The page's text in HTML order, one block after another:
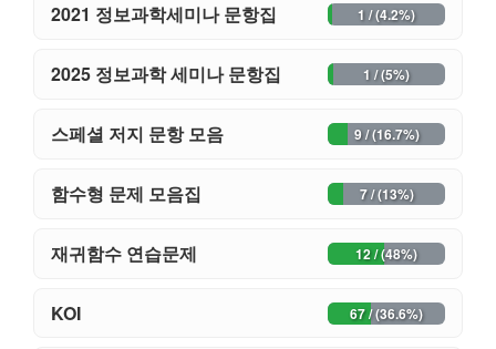
2021 정보과학세미나 문항집 1 / (4.2%)
2025 정보과학 세미나 문항집 1 / (5%)
스페셜 저지 문항 모음 9 / (16.7%)
함수형 문제 모음집 7 / (13%)
재귀함수 연습문제 12 / (48%)
KOI 67 / (36.6%)